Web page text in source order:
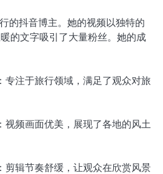
的抖音博主。她的视频以独特的
的文字吸引了大量粉丝。她的成
：专注于旅行领域，满足了观众对旅
：视频画面优美，展现了各地的风土
：剪辑节奏舒缓，让观众在欣赏风景